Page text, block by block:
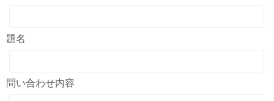
題名
問い合わせ内容